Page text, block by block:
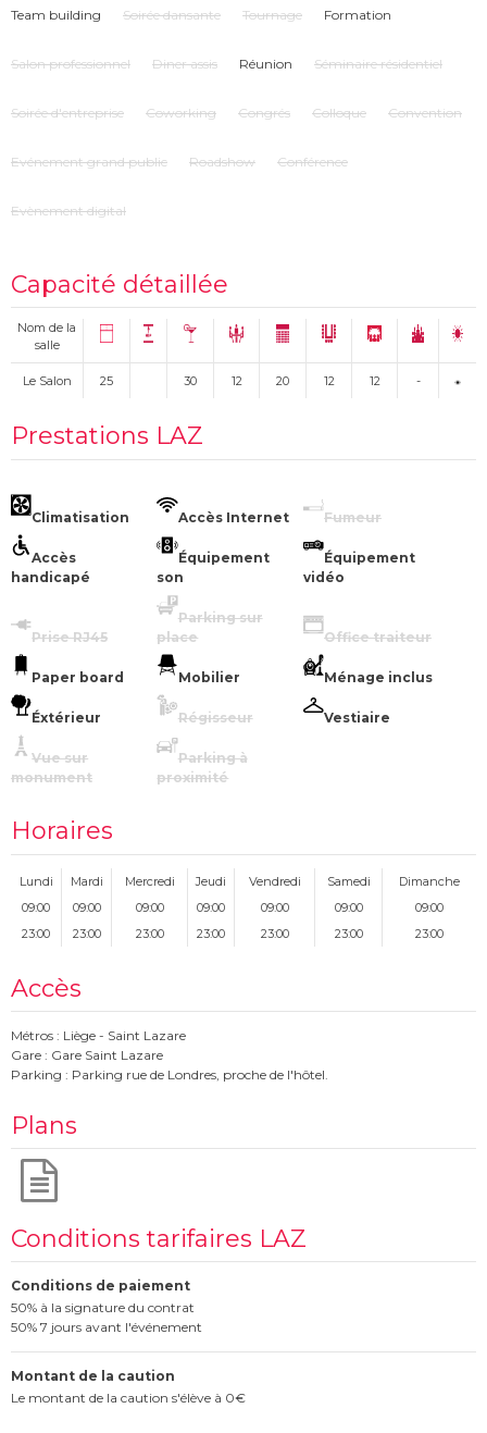
Team building Soirée dansante Tournage Formation
Salon professionnel Diner assis Réunion Séminaire résidentiel
Soirée d'entreprise Coworking Congrés Colloque Convention
Evénement grand public Roadshow Conférence
Evènement digital
Capacité détaillée
Nom de la
salle
Le Salon 25 30 12 20 12 12 -
Prestations LAZ
Climatisation Accès Internet Fumeur
Accès
handicapé
Équipement
son
Équipement
vidéo
Prise RJ45
Parking sur
place
Office traiteur
Paper board Mobilier Ménage inclus
Éxtérieur Régisseur Vestiaire
Vue sur
monument
Parking à
proximité
Horaires
Lundi Mardi Mercredi Jeudi Vendredi Samedi
Dimanche
09:00
09:00 09:00 09:00 09:00 09:00
09:00
23:00
23:00 23:00 23:00 23:00 23:00 23:00
Accès
Métros : Liège - Saint Lazare
Gare : Gare Saint Lazare
Parking : Parking rue de Londres, proche de l'hôtel.
Plans
Conditions tarifaires LAZ
Conditions de paiement
50% à la signature du contrat
50% 7 jours avant l'événement
Montant de la caution
Le montant de la caution s'élève à 0€